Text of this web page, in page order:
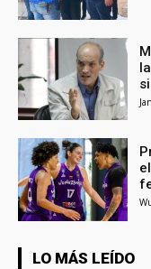
LO MÁS LEÍDO